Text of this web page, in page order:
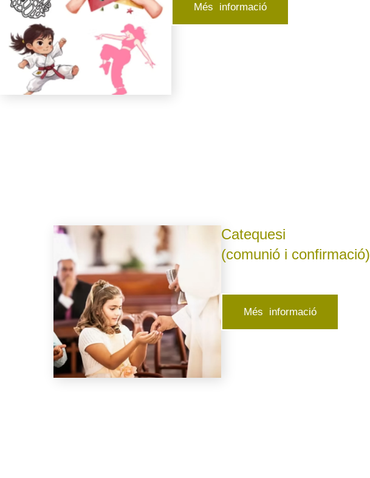
Més informació
Catequesi
(comunió i confirmació)
Més informació